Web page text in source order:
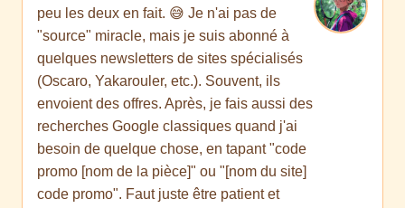
peu les deux en fait. 😅 Je n'ai pas de
"source" miracle, mais je suis abonné à
quelques newsletters de sites spécialisés
(Oscaro, Yakarouler, etc.). Souvent, ils
envoient des offres. Après, je fais aussi des
recherches Google classiques quand j'ai
besoin de quelque chose, en tapant "code
promo [nom de la pièce]" ou "[nom du site]
code promo". Faut juste être patient et